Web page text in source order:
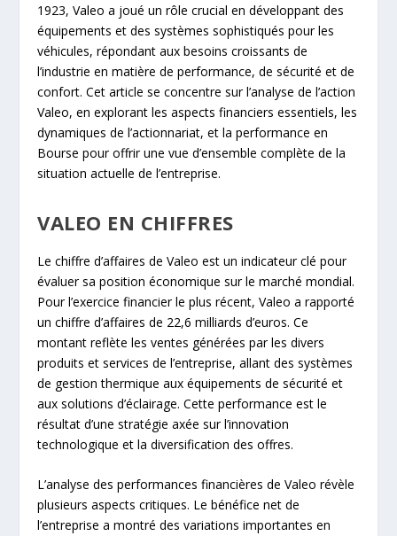
1923, Valeo a joué un rôle crucial en développant des
équipements et des systèmes sophistiqués pour les
véhicules, répondant aux besoins croissants de
l’industrie en matière de performance, de sécurité et de
confort. Cet article se concentre sur l’analyse de l’action
Valeo, en explorant les aspects financiers essentiels, les
dynamiques de l’actionnariat, et la performance en
Bourse pour offrir une vue d’ensemble complète de la
situation actuelle de l’entreprise.
VALEO EN CHIFFRES
Le chiffre d’affaires de Valeo est un indicateur clé pour
évaluer sa position économique sur le marché mondial.
Pour l’exercice financier le plus récent, Valeo a rapporté
un chiffre d’affaires de 22,6 milliards d’euros. Ce
montant reflète les ventes générées par les divers
produits et services de l’entreprise, allant des systèmes
de gestion thermique aux équipements de sécurité et
aux solutions d’éclairage. Cette performance est le
résultat d’une stratégie axée sur l’innovation
technologique et la diversification des offres.
L’analyse des performances financières de Valeo révèle
plusieurs aspects critiques. Le bénéfice net de
l’entreprise a montré des variations importantes en